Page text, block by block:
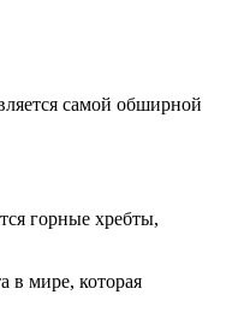
самой обширной
горные хребты,
в мире, которая